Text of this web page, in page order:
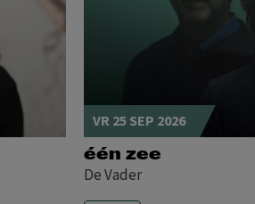
VR 25 SEP 2026
één zee
De Vader